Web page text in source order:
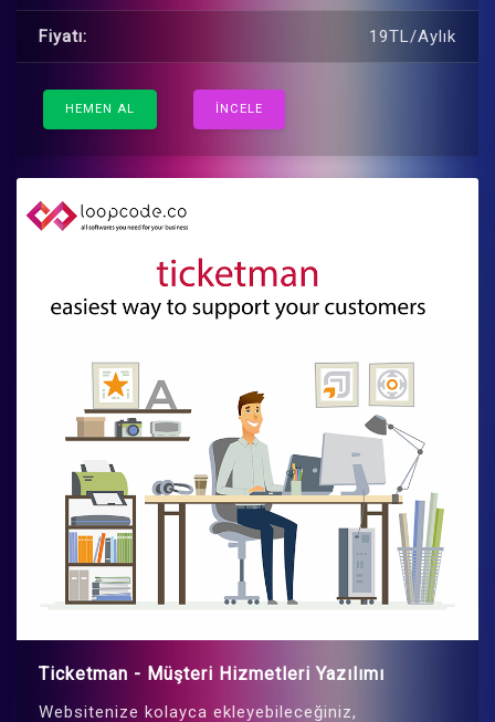
Fiyatı: 19TL/Aylık
HEMEN AL İNCELE
Ticketman - Müşteri Hizmetleri Yazılımı
Websitenize kolayca ekleyebileceğiniz,